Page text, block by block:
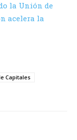
la Unión de
acelera la
Capitales